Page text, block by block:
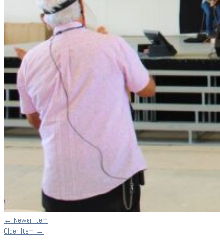
← Newer Item
Older Item →